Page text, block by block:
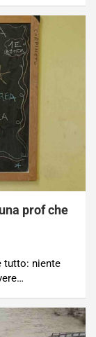
prof che
tutto: niente